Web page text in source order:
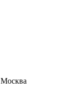
Москва